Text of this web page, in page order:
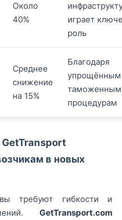
Около
40%
играет
роль
Среднее
снижение
на 15%
Благодаря
упрощённым
таможенным
процедурам
в новых
требуют гибкости и
GetTransport.com